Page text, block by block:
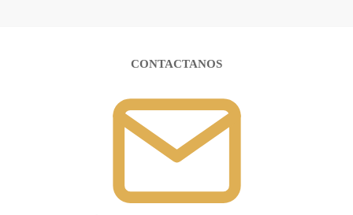
CONTACTANOS